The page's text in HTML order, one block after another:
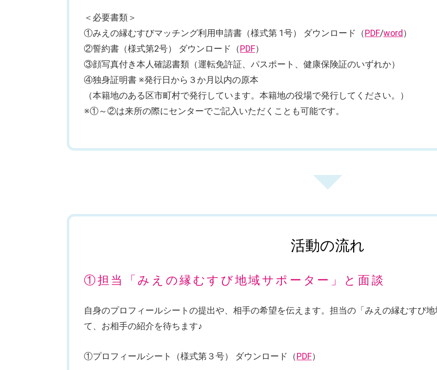
＜必要書類＞
①みえの縁むすびマッチング利用申請書（様式第 1号） ダウンロード（PDF/word ）
②誓約書（様式第2号） ダウンロード（PDF）
③顔写真付き本人確認書類（運転免許証、パスポート、健康保険証のいずれか）
④独身証明書 ※発行日から３か月以内の原本
（本籍地のある区市町村で発行しています。本籍地の役場で発行してください。）
※①～②は来所の際にセンターでご記入いただくことも可能です。
活動の流れ
①担当「みえの縁むすび地域サポーター」と面談
自身のプロフィールシートの提出や、相手の希望を伝えます。担当の「みえの縁むすび
て、お相手の紹介を待ちます♪
①プロフィールシート（様式第３号） ダウンロード（PDF）